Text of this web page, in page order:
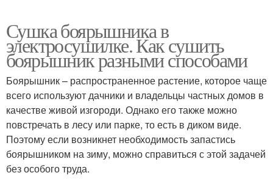
Сушка боярышника в
электросушилке. Как сушить
боярышник разными способами
Боярышник – распространенное растение, которое чаще
всего используют дачники и владельцы частных домов в
качестве живой изгороди. Однако его также можно
повстречать в лесу или парке, то есть в диком виде.
Поэтому если возникнет необходимость запастись
боярышником на зиму, можно справиться с этой задачей
без особого труда.